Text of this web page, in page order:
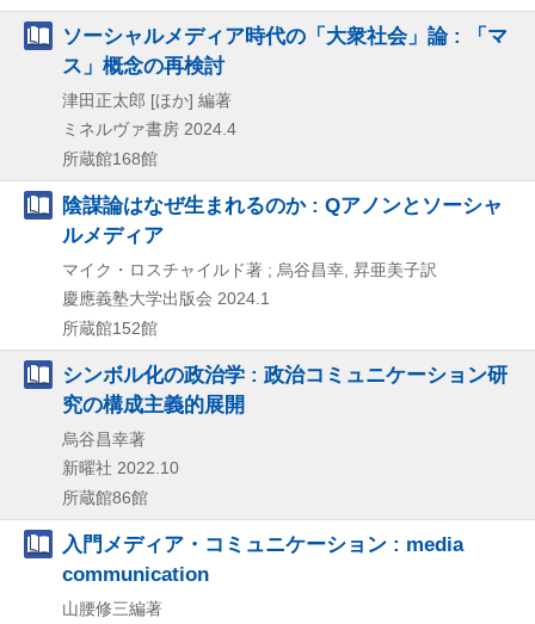
ソーシャルメディア時代の「大衆社会」論 : 「マ
ス」概念の再検討
津田正太郎 [ほか] 編著
ミネルヴァ書房 2024.4
所蔵館168館
陰謀論はなぜ生まれるのか : Qアノンとソーシャ
ルメディア
マイク・ロスチャイルド著 ; 烏谷昌幸, 昇亜美子訳
慶應義塾大学出版会 2024.1
所蔵館152館
シンボル化の政治学 : 政治コミュニケーション研
究の構成主義的展開
烏谷昌幸著
新曜社 2022.10
所蔵館86館
入門メディア・コミュニケーション : media
communication
山腰修三編著